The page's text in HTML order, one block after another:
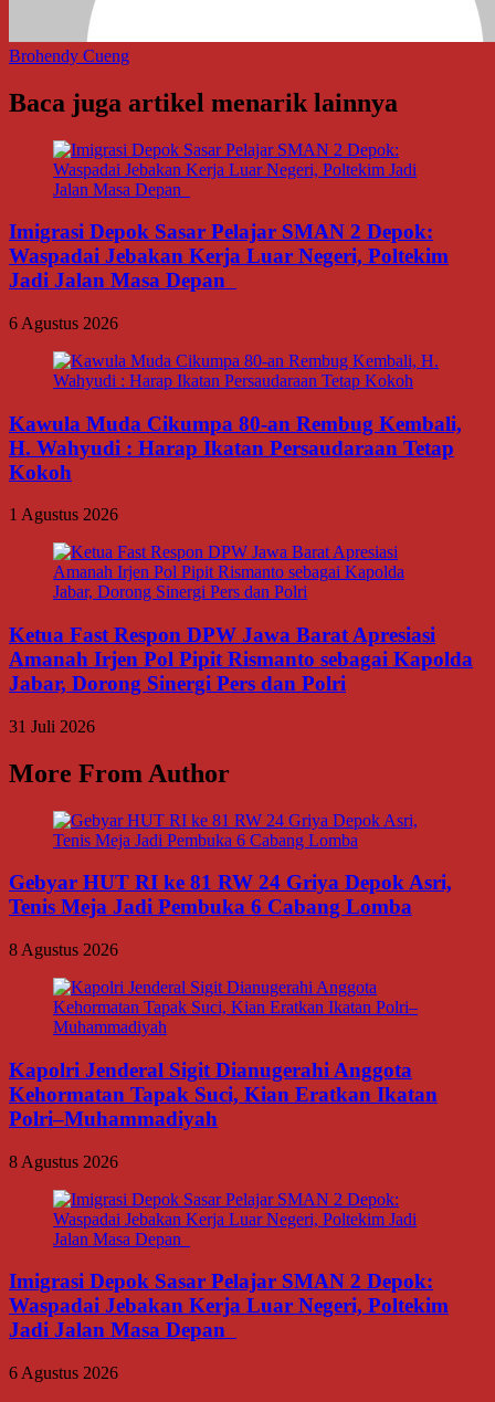
Brohendy Cueng
Baca juga artikel menarik lainnya
Imigrasi Depok Sasar Pelajar SMAN 2 Depok:
Waspadai Jebakan Kerja Luar Negeri, Poltekim
Jadi Jalan Masa Depan
6 Agustus 2026
Kawula Muda Cikumpa 80-an Rembug Kembali,
H. Wahyudi : Harap Ikatan Persaudaraan Tetap
Kokoh
1 Agustus 2026
Ketua Fast Respon DPW Jawa Barat Apresiasi
Amanah Irjen Pol Pipit Rismanto sebagai Kapolda
Jabar, Dorong Sinergi Pers dan Polri
31 Juli 2026
More From Author
Gebyar HUT RI ke 81 RW 24 Griya Depok Asri,
Tenis Meja Jadi Pembuka 6 Cabang Lomba
8 Agustus 2026
Kapolri Jenderal Sigit Dianugerahi Anggota
Kehormatan Tapak Suci, Kian Eratkan Ikatan
Polri–Muhammadiyah
8 Agustus 2026
Imigrasi Depok Sasar Pelajar SMAN 2 Depok:
Waspadai Jebakan Kerja Luar Negeri, Poltekim
Jadi Jalan Masa Depan
6 Agustus 2026